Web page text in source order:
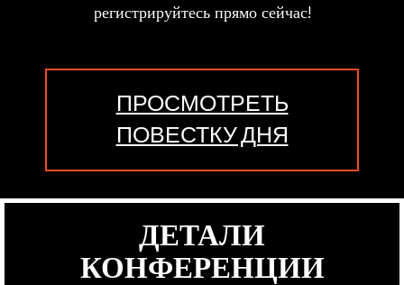
регистрируйтесь прямо сейчас!
ПРОСМОТРЕТЬ
ПОВЕСТКУ ДНЯ
ДЕТАЛИ
КОНФЕРЕНЦИИ